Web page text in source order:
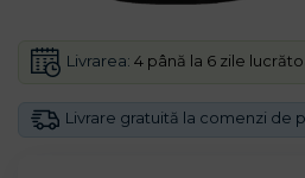
Livrare gratuită la comenzi de
Livrarea: 4 până la 6 zile